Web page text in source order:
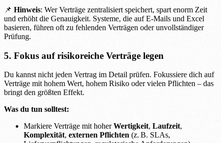
📌 Hinweis: Wer Verträge zentralisiert speichert, spart enorm Zeit
und erhöht die Genauigkeit. Systeme, die auf E-Mails und Excel
basieren, führen oft zu fehlenden Verträgen oder unvollständiger
Prüfung.
5. Fokus auf risikoreiche Verträge legen
Du kannst nicht jeden Vertrag im Detail prüfen. Fokussiere dich auf
Verträge mit hohem Wert, hohem Risiko oder vielen Pflichten – das
bringt den größten Effekt.
Was du tun solltest:
Markiere Verträge mit hoherWertigkeit, Laufzeit,
Komplexität, externen Pflichten (z. B. SLAs,